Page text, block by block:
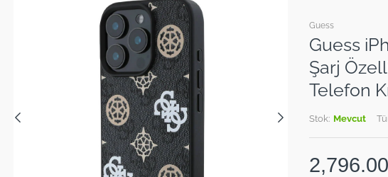
Guess
Guess
Şarj
Telefon
Stok: Mevcut